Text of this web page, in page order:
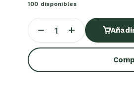
100 disponibles